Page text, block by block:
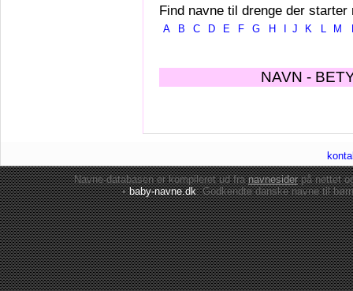
Find navne til drenge der starter
A B C D E F G H J K L M
NAVN -
Navne-databasen er kompileret ud franavnesiderpå nettet
•baby-navne.dk: Godkendte danskenavne til børn